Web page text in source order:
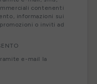
contenenti
informazioni sui
o inviti ad
e-mail la